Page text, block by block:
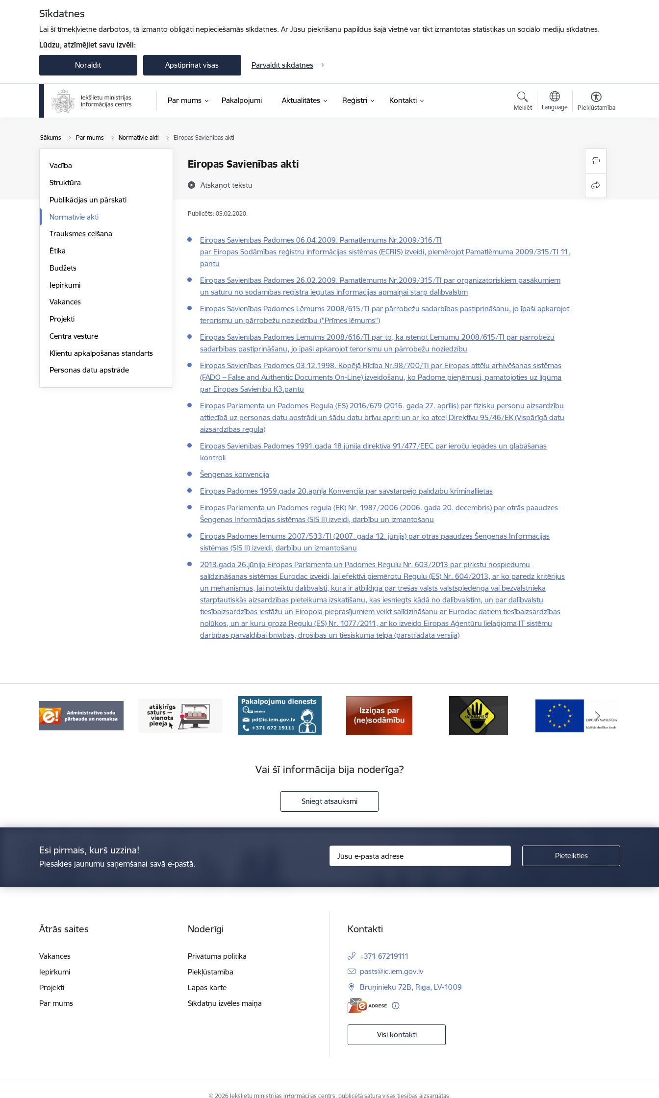
Sīkdatnes
Lai šī tīmekļvietne darbotos, tā izmanto obligāti nepieciešamās sīkdatnes. Ar Jūsu piekrišanu papildus šajā vietnē var tikt izmantotas statistikas un sociālo mediju sīkdatnes.
Lūdzu, atzīmējiet savu izvēli:
Noraidīt Apstiprināt visas Pārvaldīt sīkdatnes
Par mums Pakalpojumi Aktualitātes Reģistri Kontakti
Meklēt Language Piekļūstamība
Sākums Par mums Normatīvie akti Eiropas Savienības akti
Eiropas Savienības akti
Atskaņot tekstu
Vadība
Struktūra
Publikācijas un pārskati
Normatīvie akti
Trauksmes celšana
Ētika
Budžets
Iepirkumi
Vakances
Projekti
Centra vēsture
Klientu apkalpošanas standarts
Personas datu apstrāde
Publicēts: 05.02.2020.
Eiropas Savienības Padomes 06.04.2009. Pamatlēmums Nr.2009/316/TI
par Eiropas Sodāmības reģistru informācijas sistēmas (ECRIS) izveidi, piemērojot Pamatlēmuma 2009/315/TI 11.
pantu
Eiropas Savienības Padomes 26.02.2009. Pamatlēmums Nr.2009/315/TI par organizatoriskiem pasākumiem
un saturu no sodāmības reģistra iegūtas informācijas apmaiņai starp dalībvalstīm
Eiropas Savienības Padomes Lēmums 2008/615/TI par pārrobežu sadarbības pastiprināšanu, jo īpaši apkarojot
terorismu un pārrobežu noziedzību ("Prīmes lēmums")
Eiropas Savienības Padomes Lēmums 2008/616/TI par to, kā īstenot Lēmumu 2008/615/TI par pārrobežu
sadarbības pastiprināšanu, jo īpaši apkarojot terorismu un pārrobežu noziedzību
Eiropas Savienības Padomes 03.12.1998. Kopējā Rīcība Nr.98/700/TI par Eiropas attēlu arhivēšanas sistēmas
(FADO – False and Authentic Documents On-Line) izveidošanu, ko Padome pieņēmusi, pamatojoties uz līguma
par Eiropas Savienību K3.pantu
Eiropas Parlamenta un Padomes Regula (ES) 2016/679 (2016. gada 27. aprīlis) par fizisku personu aizsardzību
attiecībā uz personas datu apstrādi un šādu datu brīvu apriti un ar ko atceļ Direktīvu 95/46/EK (Vispārīgā datu
aizsardzības regula)
Eiropas Savienības Padomes 1991.gada 18.jūnija direktīva 91/477/EEC par ieroču iegādes un glabāšanas
kontroli
Šengenas konvencija
Eiropas Padomes 1959.gada 20.aprīļa Konvencija par savstarpējo palīdzību krimināllietās
Eiropas Parlamenta un Padomes regula (EK) Nr. 1987/2006 (2006. gada 20. decembris) par otrās paaudzes
Šengenas Informācijas sistēmas (SIS II) izveidi, darbību un izmantošanu
Eiropas Padomes lēmums 2007/533/TI (2007. gada 12. jūnijs) par otrās paaudzes Šengenas Informācijas
sistēmas (SIS II) izveidi, darbību un izmantošanu
2013.gada 26.jūnija Eiropas Parlamenta un Padomes Regulu Nr. 603/2013 par pirkstu nospiedumu
salīdzināšanas sistēmas Eurodac izveidi, lai efektīvi piemērotu Regulu (ES) Nr. 604/2013, ar ko paredz kritērijus
un mehānismus, lai noteiktu dalībvalsti, kura ir atbildīga par trešās valsts valstspiederīgā vai bezvalstnieka
starptautiskās aizsardzības pieteikuma izskatīšanu, kas iesniegts kādā no dalībvalstīm, un par dalībvalstu
tiesībaizsardzības iestāžu un Eiropola pieprasījumiem veikt salīdzināšanu ar Eurodac datiem tiesībaizsardzības
nolūkos, un ar kuru groza Regulu (ES) Nr. 1077/2011, ar ko izveido Eiropas Aģentūru lielapjoma IT sistēmu
darbības pārvaldībai brīvības, drošības un tiesiskuma telpā (pārstrādāta versija)
Vai šī informācija bija noderīga?
Sniegt atsauksmi
Esi pirmais, kurš uzzina!
Piesakies jaunumu saņemšanai savā e-pastā.
Ātrās saites
Vakances
Iepirkumi
Projekti
Par mums
Noderīgi
Privātuma politika
Piekļūstamība
Lapas karte
Sīkdatņu izvēles maiņa
Kontakti
+371 67219111
E-pasts:
pasts@ic.iem.gov.lv
Bruņinieku 72B, Rīgā, LV-1009
Visi kontakti
© 2026 Iekšlietu ministrijas informācijas centrs, publicētā satura visas tiesības aizsargātas.